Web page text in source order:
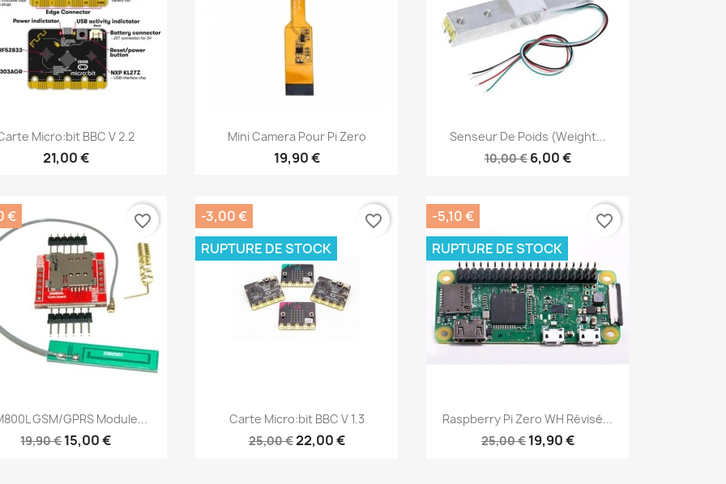
 Aperçu rapide
Micro:bit BBC V 2.2
21,00 €
Aperçu rapide
Mini Camera Pour Pi Zero
19,90 €
Aperçu rapide
Senseur De Poids (Weight...
10,00 € 6,00 €
 Aperçu rapide
GSM/GPRS Module...
19,90 €15,00 €
€ favorite_border
Aperçu rapide
Carte Micro:bit BBC V 1.3
25,00 €22,00 €
-3,00 €
RUPTURE DE STOCK
favorite_border
Aperçu rapide
Raspberry Pi Zero WH Révisé...
25,00 € 19,90 €
-5,10 €
RUPTURE DE STOCK
favorite_border